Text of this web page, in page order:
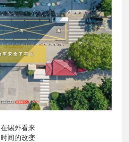
在锡外看来
时间的改变